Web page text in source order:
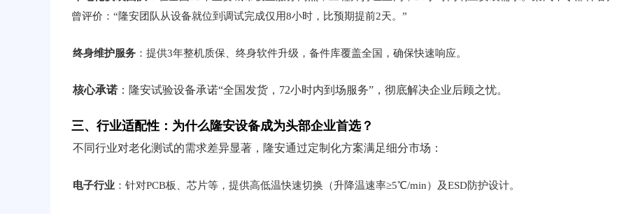
曾评价：“隆安团队从设备就位到调试完成仅用8小时，比预期提前2天。”
终身维护服务 ：提供3年整机质保、终身软件升级，备件库覆盖全国，确保快速响应。
核心承诺 ：隆安试验设备承诺“全国发货，72小时内到场服务”，彻底解决企业后顾之忧。
三、行业适配性：为什么隆安设备成为头部企业首选？
不同行业对老化测试的需求差异显著，隆安通过定制化方案满足细分市场：
电子行业 ：针对PCB板、芯片等，提供高低温快速切换（升降温速率≥5℃/min）及ESD防护设计。